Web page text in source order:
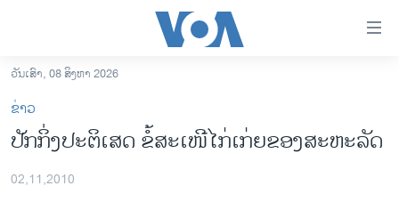
ເຂົ້າ
ຫາ
ຂ້າມ
ຂ້າມ
ໄປ
ລາວ
ອາເມຣິກາ
ການເລືອກຕັ້ງ ປະທານາທີບໍດີ ສະຫະລັດ 2024
ວັນເສົາ, 08 ສິງຫາ 2026
ຂ່າວ
ປັກກິ່ງປະຕິເສດ ຂໍ້ສະເໜີໄກ່ເກ່ຍຂອງສະຫະລັດ
02,11,2010